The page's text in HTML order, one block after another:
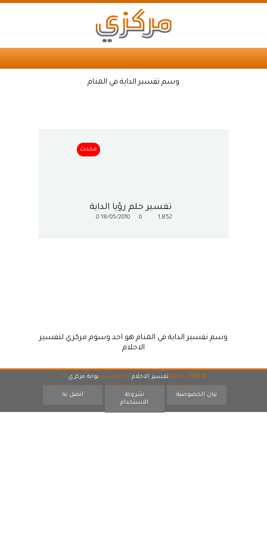
وسم تفسير الداية في المنام
محدث
تفسير حلم رؤيا الداية
1,852
18/05/2010
0
وسم تفسير الداية في المنام هو احد وسوم مركزي لتفسير
الاحلام
© 2007 - 2026 تفسير الاحلام احد اقسام بوابة مركزي 17
بيان الخصوصية
شروط
الاستخدام
اتصل بنا